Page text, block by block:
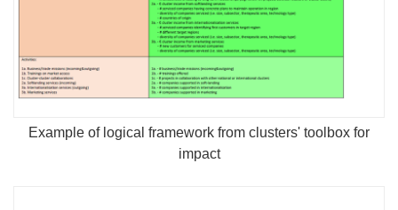
Example of logical framework from clusters' toolbox for
impact